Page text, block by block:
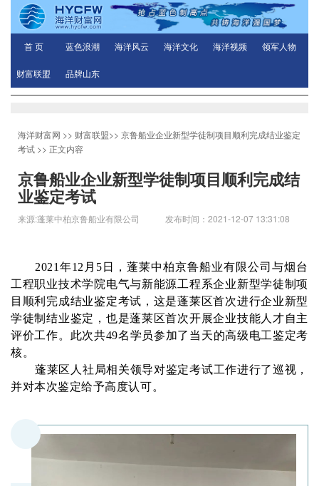
首 页 蓝色浪潮 海洋风云 海洋文化 海洋视频 领军人物
财富联盟 品牌山东
海洋财富网 >> 财富联盟>> 京鲁船业企业新型学徒制项目顺利完成结业鉴定
考试 >> 正文内容
京鲁船业企业新型学徒制项目顺利完成结
业鉴定考试
来源:蓬莱中柏京鲁船业有限公司 发布时间：2021-12-07 13:31:08
2021年12月5日，蓬莱中柏京鲁船业有限公司与烟台
工程职业技术学院电气与新能源工程系企业新型学徒制项
目顺利完成结业鉴定考试，这是蓬莱区首次进行企业新型
学徒制结业鉴定，也是蓬莱区首次开展企业技能人才自主
评价工作。此次共49名学员参加了当天的高级电工鉴定考
核。
蓬莱区人社局相关领导对鉴定考试工作进行了巡视，
并对本次鉴定给予高度认可。